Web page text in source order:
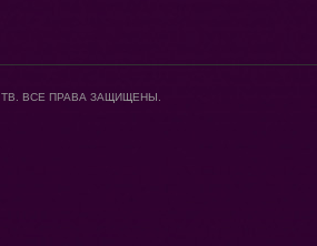
ВСЕ ПРАВА ЗАЩИЩЕНЫ.